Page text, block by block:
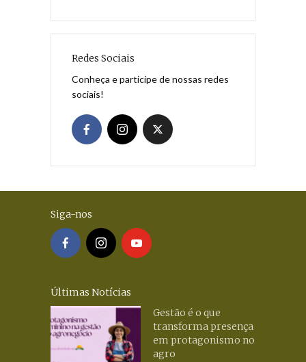
Redes Sociais
Conheça e participe de nossas redes
sociais!
Siga-nos
Últimas Notícias
Gestão é o que
transforma presença
em protagonismo no
agro